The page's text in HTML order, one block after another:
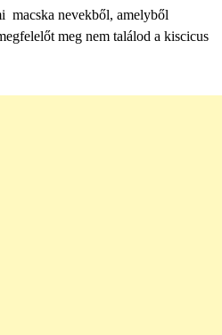
macska nevekből, amelyből
meg nem találod a kiscicus